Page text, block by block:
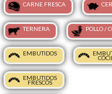
CARNE FRESCA
TERNERA POLLO /
EMBUTIDOS
EMBUTIDOS
FRESCOS